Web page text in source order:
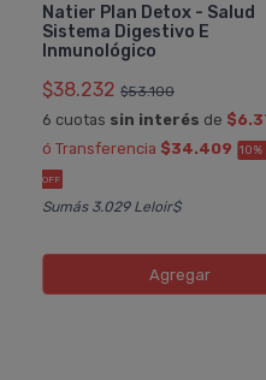
Natier Plan Detox - Salud
Sistema Digestivo E
Inmunológico
$38.232 $53.100
6 cuotas sin interés de
ó Transferencia $34.409 10%
OFF
Sumás 3.029 Leloir$
Agregar